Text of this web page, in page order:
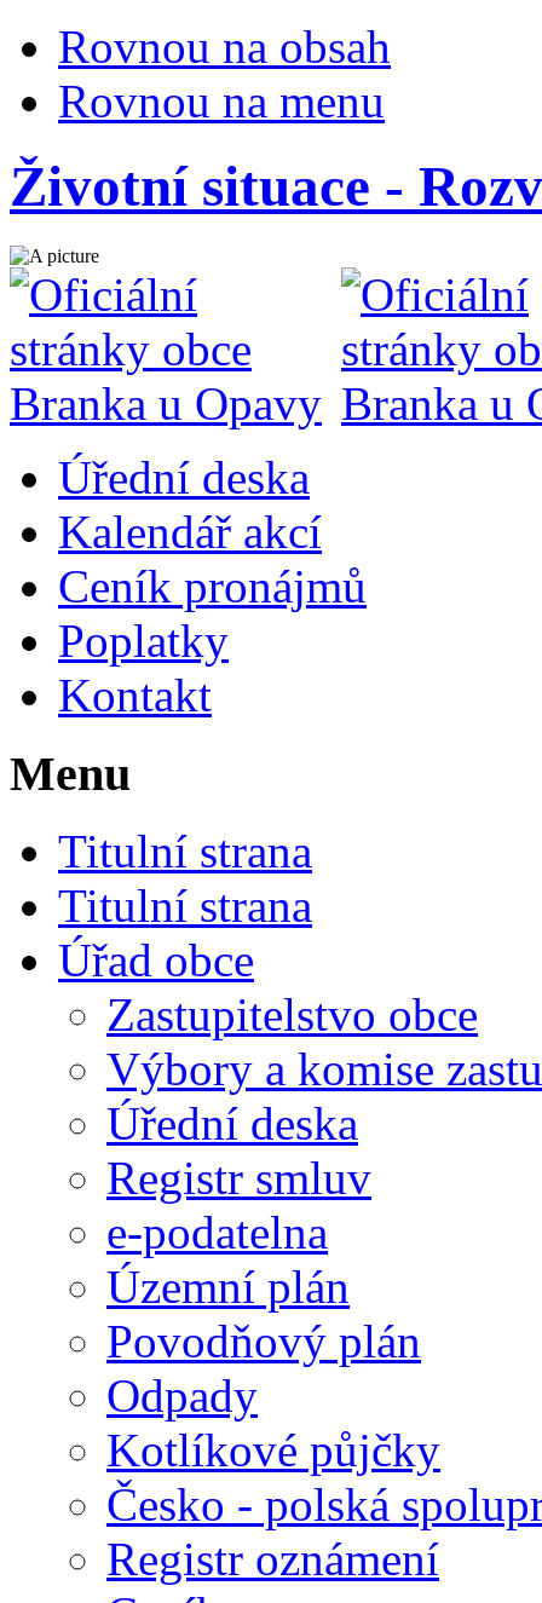
Rovnou na obsah
Rovnou na menu
Životní situace -
Úřední deska
Kalendář akcí
Ceník pronájmů
Poplatky
Kontakt
Menu
Titulní strana
Titulní strana
Úřad obce
Zastupitelstvo obce
Výbory a komise
Úřední deska
Registr smluv
e-podatelna
Územní plán
Povodňový plán
Odpady
Kotlíkové půjčky
Česko - polská
Registr oznámení